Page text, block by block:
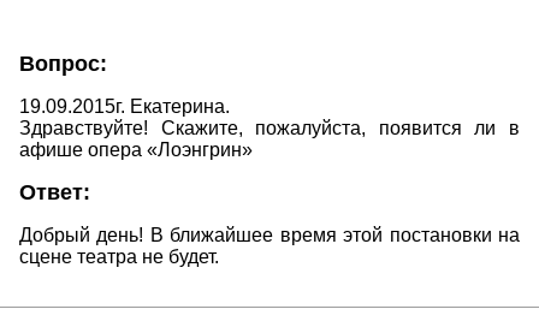
Вопрос:
19.09.2015г. Екатерина.
Здравствуйте! Скажите, пожалуйста, появится ли в
афише опера «Лоэнгрин»
Ответ:
Добрый день! В ближайшее время этой постановки на
сцене театра не будет.